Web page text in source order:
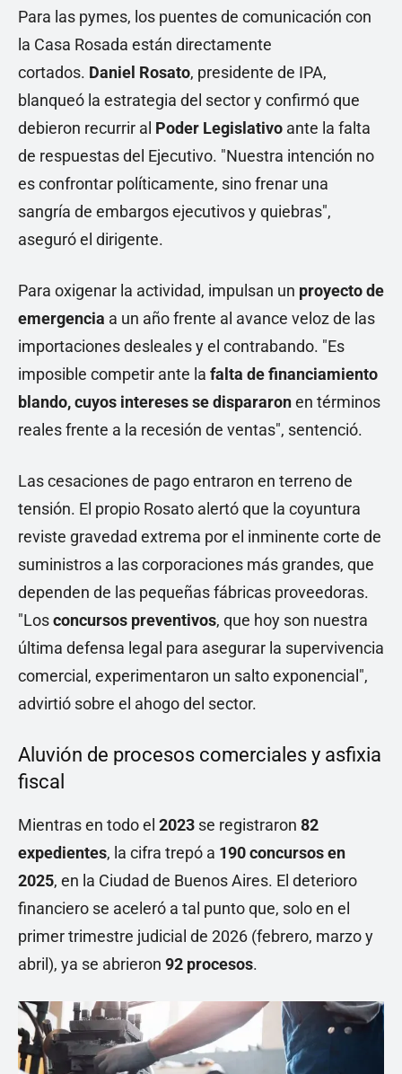
Para las pymes, los puentes de comunicación con
la Casa Rosada están directamente
cortados. Daniel Rosato, presidente de IPA,
blanqueó la estrategia del sector y confirmó que
debieron recurrir al Poder Legislativo ante la falta
de respuestas del Ejecutivo. "Nuestra intención no
es confrontar políticamente, sino frenar una
sangría de embargos ejecutivos y quiebras",
aseguró el dirigente.
Para oxigenar la actividad, impulsan un proyecto de
emergencia a un año frente al avance veloz de las
importaciones desleales y el contrabando. "Es
imposible competir ante la falta de financiamiento
blando, cuyos intereses se dispararonen términos
reales frente a la recesión de ventas", sentenció.
Las cesaciones de pago entraron en terreno de
tensión. El propio Rosato alertó que la coyuntura
reviste gravedad extrema por el inminente corte de
suministros a las corporaciones más grandes, que
dependen de las pequeñas fábricas proveedoras.
"Losconcursos preventivos, que hoy son nuestra
última defensa legal para asegurar la supervivencia
comercial, experimentaron un salto exponencial",
advirtió sobre el ahogo del sector.
Aluvión de procesos comerciales y asfixia
fiscal
Mientras en todo el 2023 se registraron 82
expedientes, la cifra trepó a 190 concursos en
2025, en la Ciudad de Buenos Aires. El deterioro
financiero se aceleró a tal punto que, solo en el
primer trimestre judicial de 2026 (febrero, marzo y
abril), ya se abrieron 92 procesos.